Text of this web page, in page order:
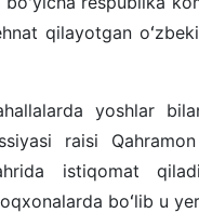
qilayotgan
yoshlar
raisi
istiqomat
boʻlib u